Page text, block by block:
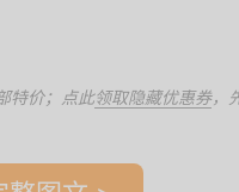
特价；点此领取隐藏优惠券，